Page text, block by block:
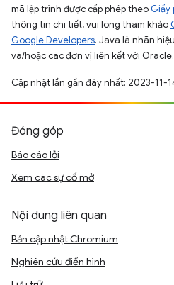
mã lập trình được cấp phép theo Giấy
thông tin chi tiết, vui lòng tham khảo
Google Developers. Java là nhãn
và/hoặc các đơn vị liên kết với Oracle.
Cập nhật lần gần đây nhất: 2023-11-
Đóng góp
Báo cáo lỗi
Xem các sự cố mở
Nội dung liên quan
Bản cập nhật Chromium
Nghiên cứu điển hình